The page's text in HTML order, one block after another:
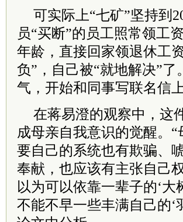
可实际上“七矿”坚持到
员“买断”的员工照常领工
年龄，直接回家领退休工
负”，自己被“就地解决”
气，开始和同事写联名信上
在蒋易澄的观察中，这
成母亲自我意识的觉醒。
要自己的系统也有欺骗、
奉献，也应该有主张自己
以为可以依靠一辈子的‘
不能不早一些丰满自己的‘